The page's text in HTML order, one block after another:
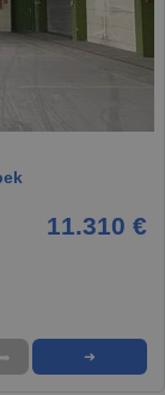
11.310 €
➦ ➜